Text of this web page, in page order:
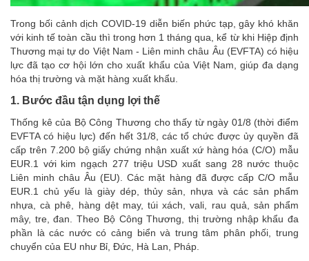
Trong bối cảnh dịch COVID-19 diễn biến phức tạp, gây khó khăn
với kinh tế toàn cầu thì trong hơn 1 tháng qua, kể từ khi Hiệp định
Thương mại tự do Việt Nam - Liên minh châu Âu (EVFTA) có hiệu
lực đã tạo cơ hội lớn cho xuất khẩu của Việt Nam, giúp đa dạng
hóa thị trường và mặt hàng xuất khẩu.
1. Bước đầu tận dụng lợi thế
Thống kê của Bộ Công Thương cho thấy từ ngày 01/8 (thời điểm
EVFTA có hiệu lực) đến hết 31/8, các tổ chức được ủy quyền đã
cấp trên 7.200 bộ giấy chứng nhận xuất xứ hàng hóa (C/O) mẫu
EUR.1 với kim ngạch 277 triệu USD xuất sang 28 nước thuộc
Liên minh châu Âu (EU). Các mặt hàng đã được cấp C/O mẫu
EUR.1 chủ yếu là giày dép, thủy sản, nhựa và các sản phẩm
nhựa, cà phê, hàng dệt may, túi xách, vali, rau quả, sản phẩm
mây, tre, đan. Theo Bộ Công Thương, thị trường nhập khẩu đa
phần là các nước có cảng biển và trung tâm phân phối, trung
chuyển của EU như Bỉ, Đức, Hà Lan, Pháp.